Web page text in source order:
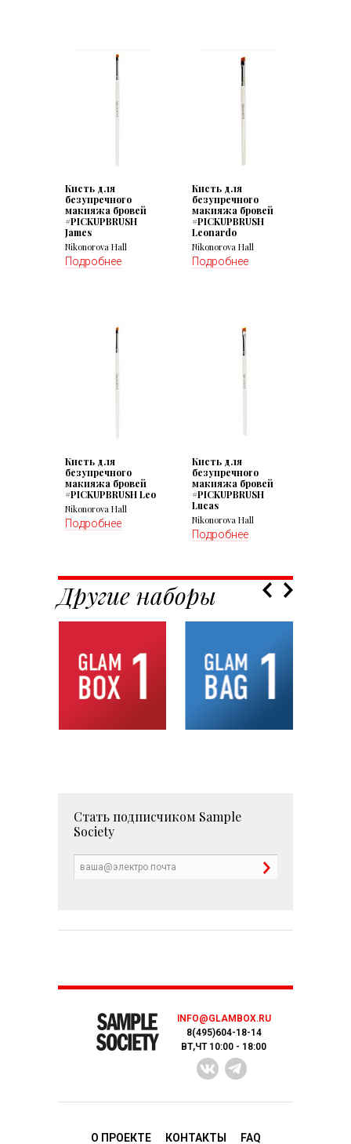
Кисть для
безупречного
макияжа бровей
#PICKUPBRUSH
James
Nikonorova Hall
Подробнее
Кисть для
безупречного
макияжа бровей
#PICKUPBRUSH
Leonardo
Nikonorova Hall
Подробнее
Кисть для
безупречного
макияжа бровей
#PICKUPBRUSH Leo
Nikonorova Hall
Подробнее
Кисть для
безупречного
макияжа бровей
#PICKUPBRUSH
Lucas
Nikonorova Hall
Подробнее
Другие наборы
Стать подписчиком Sample
Society
INFO@GLAMBOX.RU
8(495)604-18-14
ВТ,ЧТ 10:00 - 18:00
О ПРОЕКТЕ КОНТАКТЫ FAQ